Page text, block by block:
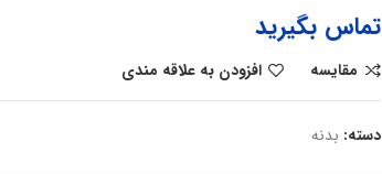
تماس بگیرید
مقایسه افزودن به علاقه مندی
دسته: بدنه